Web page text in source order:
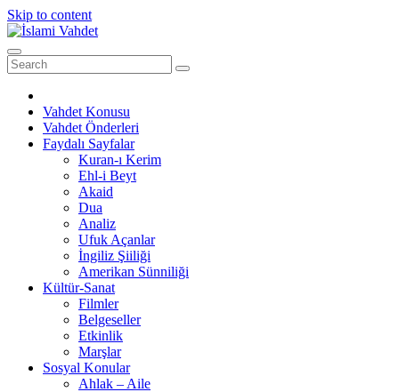
Skip to content
Vahdet Konusu
Vahdet Önderleri
Faydalı Sayfalar
Kuran-ı Kerim
Ehl-i Beyt
Akaid
Dua
Analiz
Ufuk Açanlar
İngiliz Şiiliği
Amerikan Sünniliği
Kültür-Sanat
Filmler
Belgeseller
Etkinlik
Marşlar
Sosyal Konular
Ahlak – Aile